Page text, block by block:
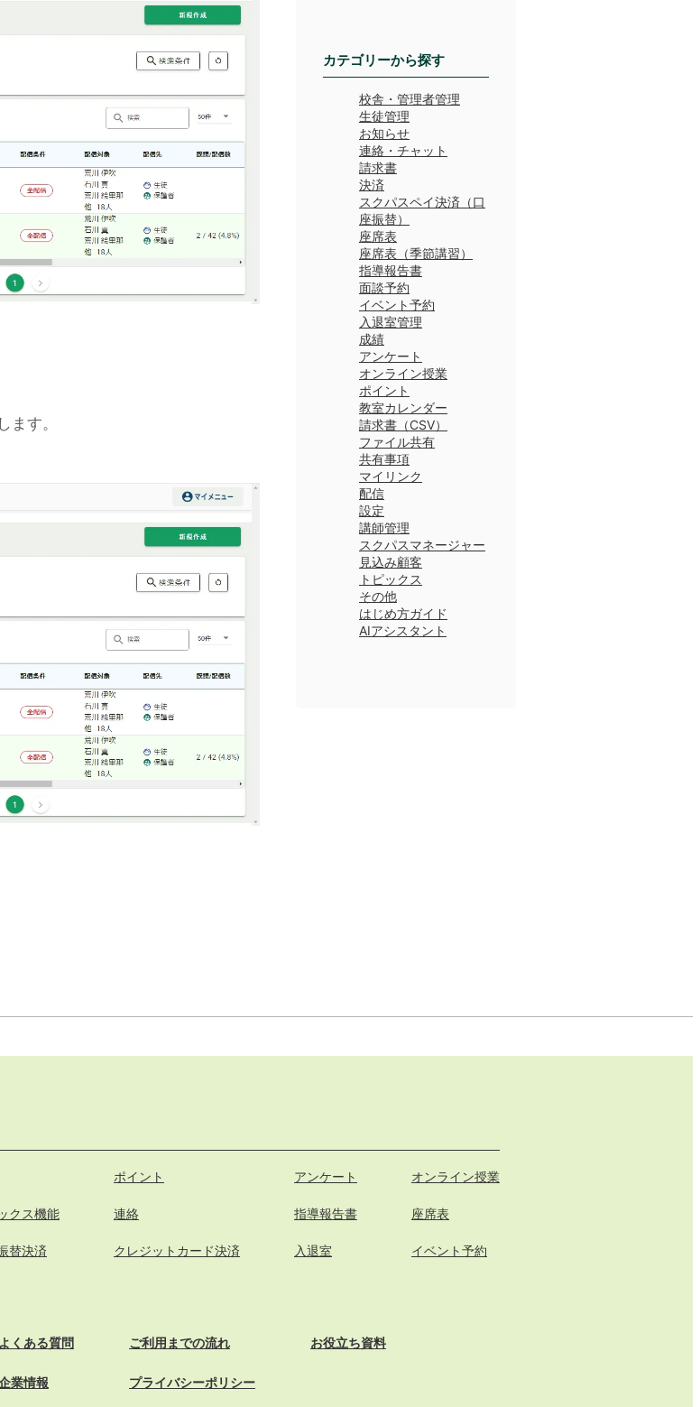
ます。
カテゴリーから探す
設定
連絡・チャット
請求書
ファイル共有
指導報告書
入退室管理
スクパスマネージャー
座席表
アンケート
面談予約
成績
ポイント
イベント予約
オンライン授業
トピックス
配信
マイリンク
講師管理
決済
お知らせ
座席表（季節講習）
請求書（CSV）
見込み顧客
教室カレンダー
その他
校舎・管理者管理
生徒管理
はじめ方ガイド
スクパスペイ決済（口
座振替）
共有事項
AIアシスタント
ポイント アンケート オンライン授業
クス機能 連絡 指導報告書 座席表
替決済 クレジットカード決済 入退室 イベント予約
よくある質問 ご利用までの流れ お役立ち資料
業情報 プライバシーポリシー